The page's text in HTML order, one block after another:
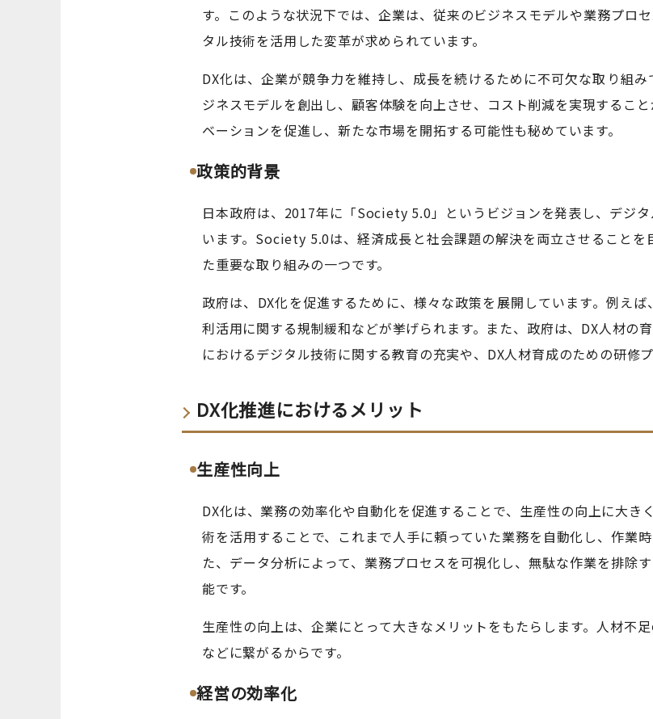
す。このような状況下では、企業は、従来のビジネスモデルや業務プロ
タル技術を活用した変革が求められています。
DX化は、企業が競争力を維持し、成長を続けるために不可欠な取り組
ジネスモデルを創出し、顧客体験を向上させ、コスト削減を実現するこ
ベーションを促進し、新たな市場を開拓する可能性も秘めています。
政策的背景
日本政府は、2017年に「Society 5.0」というビジョンを発表し、デジ
います。Society 5.0は、経済成長と社会課題の解決を両立させることを
た重要な取り組みの一つです。
政府は、DX化を促進するために、様々な政策を展開しています。例え
利活用に関する規制緩和などが挙げられます。また、政府は、DX人材の
におけるデジタル技術に関する教育の充実や、DX人材育成のための研修
DX化推進におけるメリット
生産性向上
DX化は、業務の効率化や自動化を促進することで、生産性の向上に大き
術を活用することで、これまで人手に頼っていた業務を自動化し、作業
た、データ分析によって、業務プロセスを可視化し、無駄な作業を排除
能です。
生産性の向上は、企業にとって大きなメリットをもたらします。人材不
などに繋がるからです。
経営の効率化